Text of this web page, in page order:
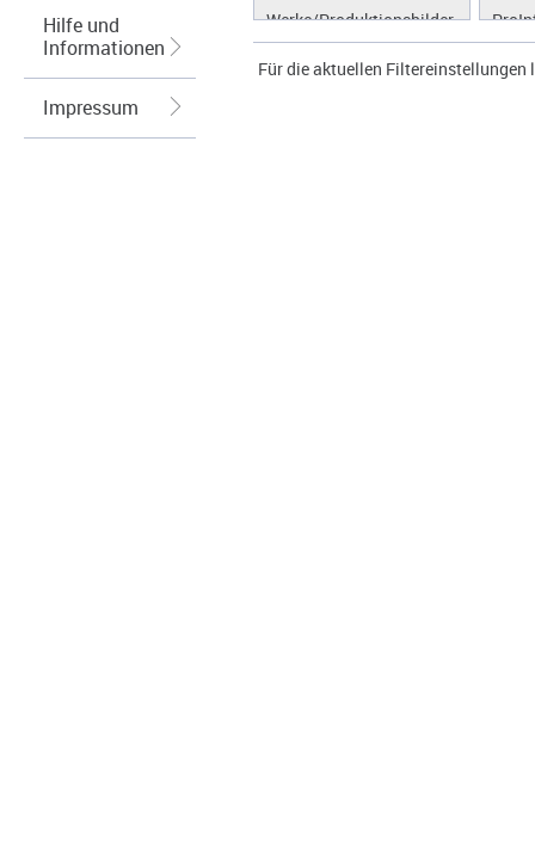
Hilfe und
Informationen
Impressum
Werke/Produktionsbilder
Für die aktuellen Filtereinstellungen